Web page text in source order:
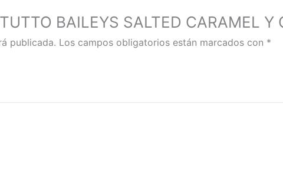
BAILEYS SALTED CARAMEL Y
publicada. Los campos obligatorios están marcados con *